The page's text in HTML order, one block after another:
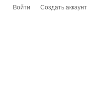
Создать аккаунт
Войти